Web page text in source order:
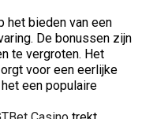
het bieden van een
De bonussen zijn
te vergroten. Het
voor een eerlijke
een populaire